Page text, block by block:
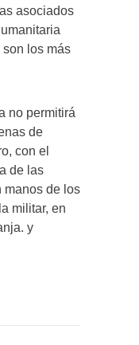
asociados
los más
no permitirá
de
con el
de las
manos de los
militar, en
y